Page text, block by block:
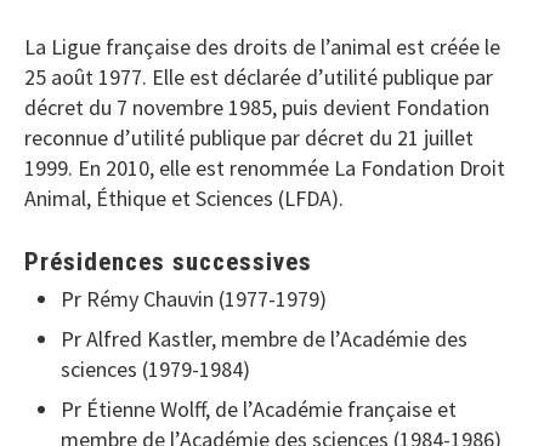
La Ligue française des droits de l’animal est créée le
25 août 1977. Elle est déclarée d’utilité publique par
décret du 7 novembre 1985, puis devient Fondation
reconnue d’utilité publique par décret du 21 juillet
1999. En 2010, elle est renommée La Fondation Droit
Animal, Éthique et Sciences (LFDA).
Présidences successives
Pr Rémy Chauvin (1977-1979)
Pr Alfred Kastler, membre de l’Académie des
sciences (1979-1984)
Pr Étienne Wolff, de l’Académie française et
membre de l’Académie des sciences (1984-1986)